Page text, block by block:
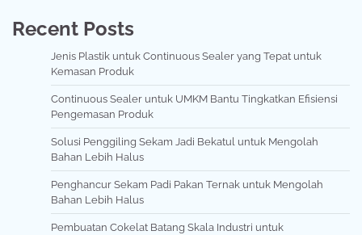
Recent Posts
Jenis Plastik untuk Continuous Sealer yang Tepat untuk
Kemasan Produk
Continuous Sealer untuk UMKM Bantu Tingkatkan Efisiensi
Pengemasan Produk
Solusi Penggiling Sekam Jadi Bekatul untuk Mengolah
Bahan Lebih Halus
Penghancur Sekam Padi Pakan Ternak untuk Mengolah
Bahan Lebih Halus
Pembuatan Cokelat Batang Skala Industri untuk